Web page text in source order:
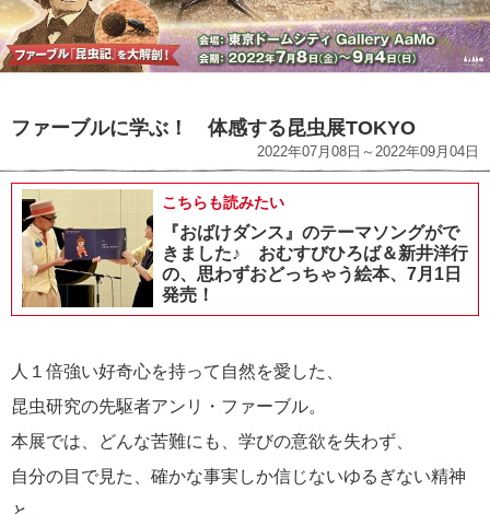
ファーブルに学ぶ！ 体感する昆虫展TOKYO
2022年07月08日～2022年09月04日
こちらも読みたい
『おばけダンス』のテーマソングがで
きました♪ おむすびひろば＆新井洋行
の、思わずおどっちゃう絵本、7月1日
発売！
人１倍強い好奇心を持って自然を愛した、
昆虫研究の先駆者アンリ・ファーブル。
本展では、どんな苦難にも、学びの意欲を失わず、
自分の目で見た、確かな事実しか信じないゆるぎない精神